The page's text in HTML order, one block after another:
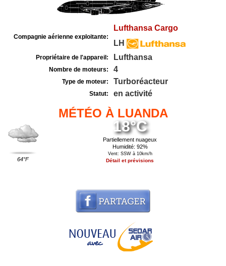
Compagnie aérienne exploitante:
Lufthansa Cargo
LH
Propriétaire de l'appareil: Lufthansa
Nombre de moteurs: 4
Type de moteur: Turboréacteur
Statut: en activité
MÉTÉO À LUANDA
64°F
18°C
Partiellement nuageux
Humidité: 92%
Vent: SSW à 10km/h
Détail et prévisions